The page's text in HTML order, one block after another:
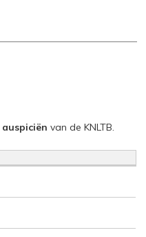
auspiciën van de KNLTB.